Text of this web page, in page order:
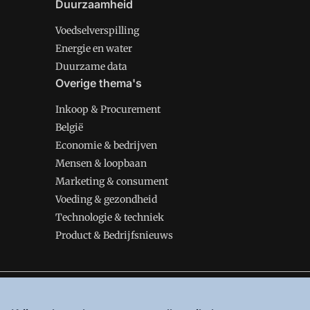
Duurzaamheid
Voedselverspilling
Energie en water
Duurzame data
Overige thema's
Inkoop & Procurement
België
Economie & bedrijven
Mensen & loopbaan
Marketing & consument
Voeding & gezondheid
Technologie & techniek
Product & Bedrijfsnieuws